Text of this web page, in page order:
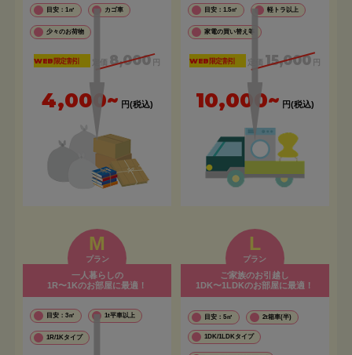
目安：1㎡ カゴ車
少々のお荷物
WEB限定割引 定価 8,000 円
4,000~ 円(税込)
目安：1.5㎡ 軽トラ以上
家電の買い替え等
WEB限定割引 定価 15,000 円
10,000~ 円(税込)
M
プラン
一人暮らしの
1R〜1Kのお部屋に最適！
目安：3㎡ 1t平車以上
1R/1Kタイプ
L
プラン
ご家族のお引越し
1DK〜1LDKのお部屋に最適！
目安：5㎡ 2t箱車(半)
1DK/1LDKタイプ